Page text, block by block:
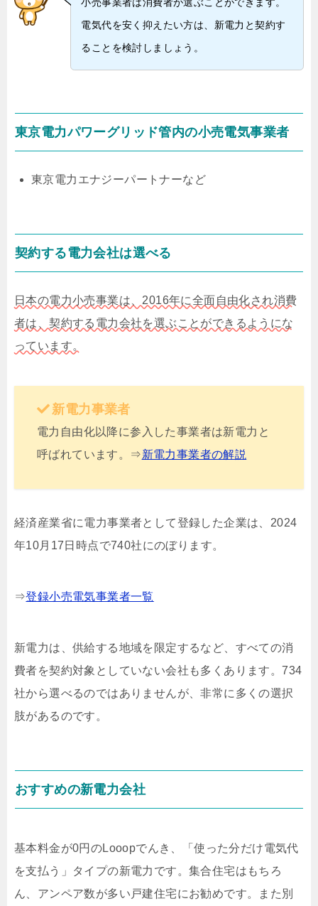
小売事業者は消費者が選ぶことができます。
電気代を安く抑えたい方は、新電力と契約す
ることを検討しましょう。
東京電力パワーグリッド管内の小売電気事業者
東京電力エナジーパートナーなど
契約する電力会社は選べる
日本の電力小売事業は、2016年に全面自由化され消費
者は、契約する電力会社を選ぶことができるようにな
っています。
新電力事業者
電力自由化以降に参入した事業者は新電力と
呼ばれています。⇒新電力事業者の解説
経済産業省に電力事業者として登録した企業は、2024
年10月17日時点で740社にのぼります。
⇒登録小売電気事業者一覧
新電力は、供給する地域を限定するなど、すべての消
費者を契約対象としていない会社も多くあります。734
社から選べるのではありませんが、非常に多くの選択
肢があるのです。
おすすめの新電力会社
基本料金が0円のLooopでんき、「使った分だけ電気代
を支払う」タイプの新電力です。集合住宅はもちろ
ん、アンペア数が多い戸建住宅にお勧めです。また別